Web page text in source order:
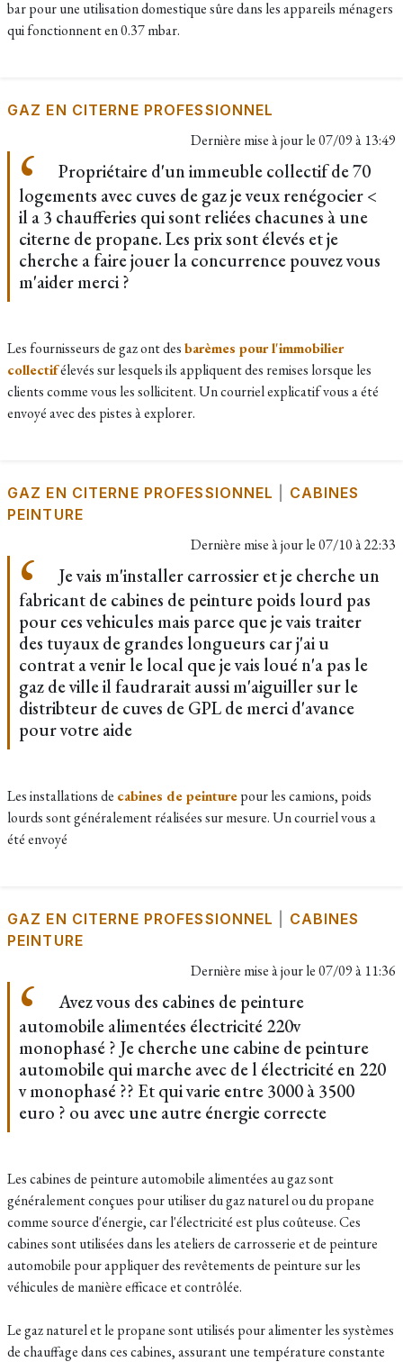
bar pour une utilisation domestique sûre dans les appareils ménagers
qui fonctionnent en 0.37 mbar.
GAZ EN CITERNE PROFESSIONNEL
Dernière mise à jour le07/09 à 13:49
Propriétaire d'un immeuble collectif de 70
logements avec cuves de gaz je veux renégocier <
il a 3 chaufferies qui sont reliées chacunes à une
citerne de propane. Les prix sont élevés et je
cherche a faire jouer la concurrence pouvez vous
m'aider merci ?
Les fournisseurs de gaz ont desbarèmes pour l'immobilier
collectifélevés sur lesquels ils appliquent des remises lorsque les
clients comme vous les sollicitent. Un courriel explicatif vous a été
envoyé avec des pistes à explorer.
GAZ EN CITERNE PROFESSIONNEL
CABINES
PEINTURE
Dernière mise à jour le07/10 à 22:33
Je vais m'installer carrossier et je cherche un
fabricant de cabines de peinture poids lourd pas
pour ces vehicules mais parce que je vais traiter
des tuyaux de grandes longueurs car j'ai u
contrat a venir le local que je vais loué n'a pas le
gaz de ville il faudrarait aussi m'aiguiller sur le
distribteur de cuves de GPL de merci d'avance
pour votre aide
Les installations de cabines de peinturepour les camions, poids
lourds sont généralement réalisées sur mesure. Un courriel vous a
été envoyé
GAZ EN CITERNE PROFESSIONNEL
CABINES
PEINTURE
Dernière mise à jour le07/09 à 11:36
Avez vous des cabines de peinture
automobile alimentées électricité 220v
monophasé ? Je cherche une cabine de peinture
automobile qui marche avec de l électricité en 220
v monophasé ?? Et qui varie entre 3000 à 3500
euro ? ou avec une autre énergie correcte
Les cabines de peinture automobile alimentées au gaz sont
généralement conçues pour utiliser du gaz naturel ou du propane
comme source d'énergie, car l'électricité est plus coûteuse. Ces
cabines sont utilisées dans les ateliers de carrosserie et de peinture
automobile pour appliquer des revêtements de peinture sur les
véhicules de manière efficace et contrôlée.
Le gaz naturel et le propane sont utilisés pour alimenter les systèmes
de chauffage dans ces cabines, assurant une température constante